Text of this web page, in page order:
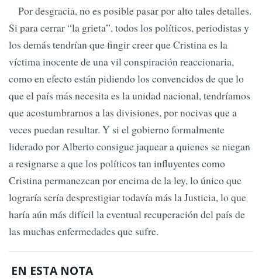
Por desgracia, no es posible pasar por alto tales detalles.
Si para cerrar “la grieta”, todos los políticos, periodistas y
los demás tendrían que fingir creer que Cristina es la
víctima inocente de una vil conspiración reaccionaria,
como en efecto están pidiendo los convencidos de que lo
que el país más necesita es la unidad nacional, tendríamos
que acostumbrarnos a las divisiones, por nocivas que a
veces puedan resultar. Y si el gobierno formalmente
liderado por Alberto consigue jaquear a quienes se niegan
a resignarse a que los políticos tan influyentes como
Cristina permanezcan por encima de la ley, lo único que
lograría sería desprestigiar todavía más la Justicia, lo que
haría aún más difícil la eventual recuperación del país de
las muchas enfermedades que sufre.
EN ESTA NOTA